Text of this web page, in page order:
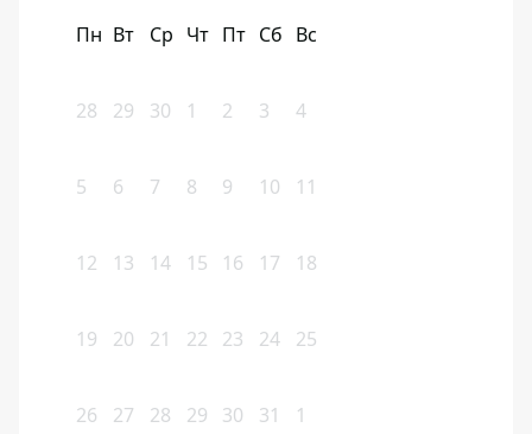
Пн Вт Ср Чт Пт Сб Вс
28 29 30 1 2 3 4
5 6 7 8 9 10 11
12 13 14 15 16 17 18
19 20 21 22 23 24 25
26 27 28 29 30 31 1